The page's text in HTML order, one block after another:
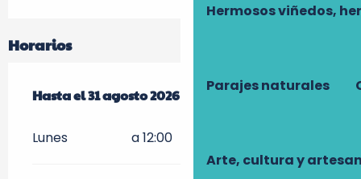
Hermosos viñedos,
Parajes naturales
Arte, cultura y
Horarios
Del17 julio 2026al31 agosto 2026
Hasta el31 agosto 2026
Lunes a 12:00